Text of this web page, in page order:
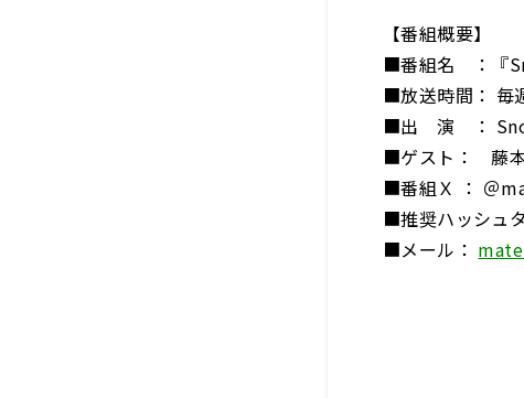
【番組概要】
■番組名 ：『
■放送時間： 毎
■出 演 ：
■ゲスト： 藤
■番組Ｘ ： ＠
■推奨ハッシュ
■メール：